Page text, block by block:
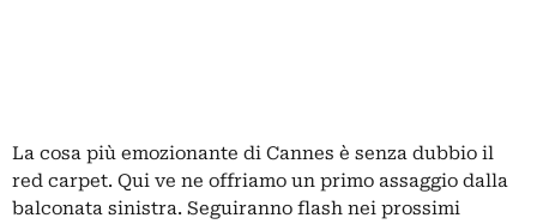
La cosa più emozionante di Cannes è senza dubbio il
red carpet. Qui ve ne offriamo un primo assaggio dalla
balconata sinistra. Seguiranno flash nei prossimi